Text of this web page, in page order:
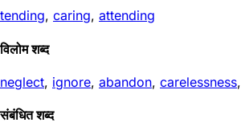
tending, caring, attending
विलोम शब्द
neglect, ignore, abandon, carelessness,
संबंधित शब्द